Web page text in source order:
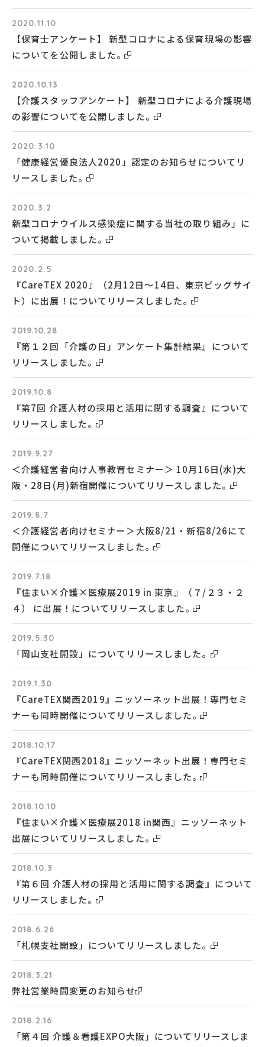
2020.11.10
【保育士アンケート】 新型コロナによる保育現場の影響
についてを公開しました。
2020.10.13
【介護スタッフアンケート】 新型コロナによる介護現場
の影響についてを公開しました。
2020.3.10
「健康経営優良法人2020」認定のお知らせについてリ
リースしました。
2020.3.2
新型コロナウイルス感染症に関する当社の取り組み」に
ついて掲載しました。
2020.2.5
『CareTEX 2020』（2月12日～14日、東京ビッグサイ
ト）に出展！についてリリースしました。
2019.10.28
『第１２回「介護の日」アンケート集計結果』について
リリースしました。
2019.10.8
『第7回 介護人材の採用と活用に関する調査』について
リリースしました。
2019.9.27
＜介護経営者向け人事教育セミナー＞ 10月16日(水)大
阪・28日(月)新宿開催についてリリースしました。
2019.8.7
＜介護経営者向けセミナー＞大阪8/21・新宿8/26にて
開催についてリリースしました。
2019.7.18
『住まい×介護×医療展2019 in 東京』（７/２３・２
４） に出展！についてリリースしました。
2019.5.30
「岡山支社開設」についてリリースしました。
2019.1.30
『CareTEX関西2019』ニッソーネット出展！専門セミ
ナーも同時開催についてリリースしました。
2018.10.17
『CareTEX関西2018』ニッソーネット出展！専門セミ
ナーも同時開催についてリリースしました。
2018.10.10
『住まい×介護×医療展2018 in関西』ニッソーネット
出展についてリリースしました。
2018.10.3
『第６回 介護人材の採用と活用に関する調査』について
リリースしました。
2018.6.26
「札幌支社開設」についてリリースしました。
2018.3.21
弊社営業時間変更のお知らせ
2018.2.16
「第４回 介護＆看護EXPO大阪」についてリリースしま